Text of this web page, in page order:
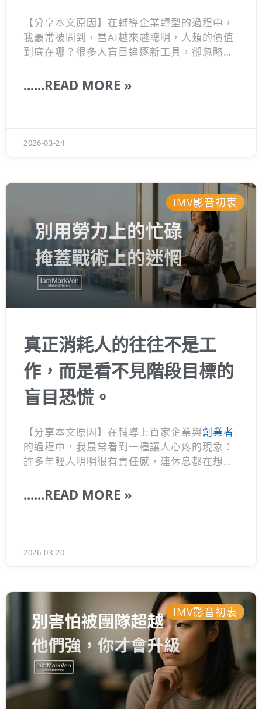
【分享本文原因】在輔導企業轉型的過程中，
我最常被問到，當AI越來越聰明，人類的價值
到底在哪？很多人盲目追逐新工具，卻忽略了
來都不是多會用軟體，而是你對「工作流程」
盲點，找回專屬人類的無可取代性。
......READ MORE »
2026-03-24
IMV影音初衷
真正消耗人的往往不是工
作，而是看不見階段目標的
盲目恐慌。
【分享本文原因】在輔導上百家企業與創業者
的過程中，我最常看到一種讓人心疼的現象：
許多年輕人明明很有責任感，連休息都在想工
你不夠優秀，而是你處在一種盲目恐慌的狀態
脫無效的焦慮，把任務切割清楚，讓你能踏實
地在自己的時區裡把事情做好。
......READ MORE »
2026-03-20
IMV影音初衷